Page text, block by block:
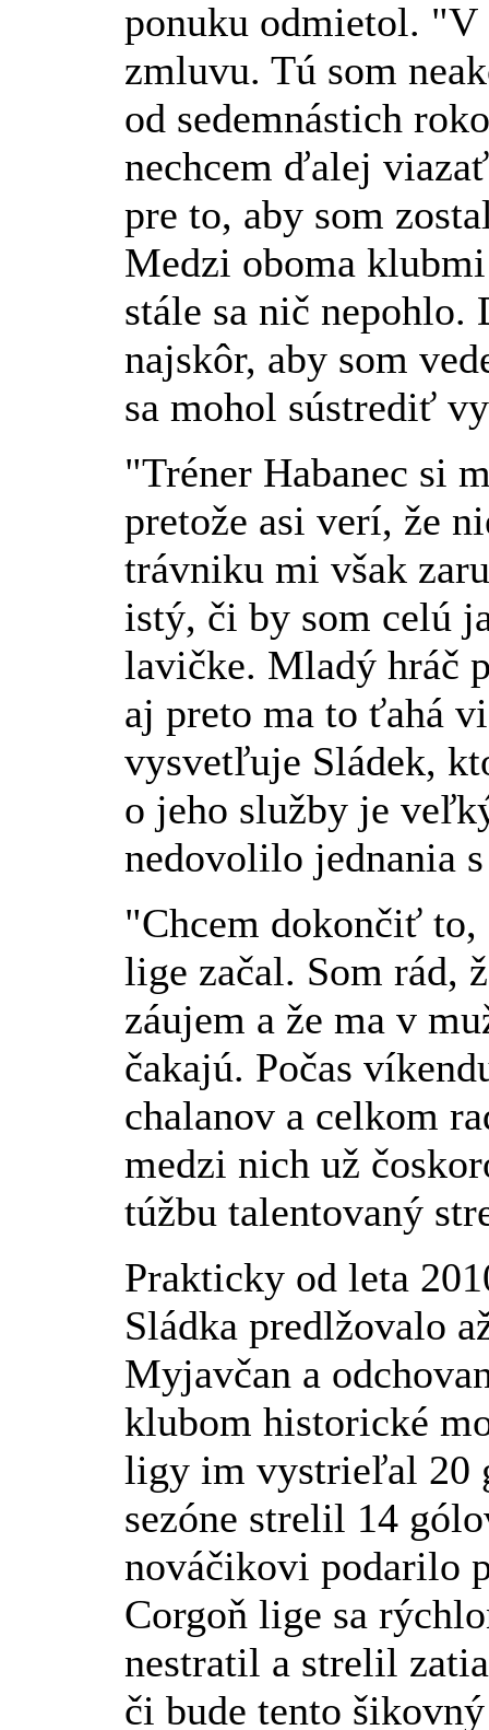
ponuku odmietol.
zmluvu. Tú som
od sedemnástich
nechcem ďalej
pre to, aby som
Medzi oboma
stále sa nič nepohlo.
najskôr, aby som
sa mohol sústrediť
"Tréner Habanec si
pretože asi verí, že
trávniku mi však
istý, či by som celú
lavičke. Mladý hráč
aj preto ma to ťahá
vysvetľuje Sládek,
o jeho služby je
nedovolilo jednania
"Chcem dokončiť to,
lige začal. Som rád,
záujem a že ma v
čakajú. Počas
chalanov a celkom
medzi nich už
túžbu talentovaný
Prakticky od leta
Sládka predlžovalo
Myjavčan a
klubom historické
ligy im vystrieľal 20
sezóne strelil 14
nováčikovi podarilo
Corgoň lige sa
nestratil a strelil
či bude tento